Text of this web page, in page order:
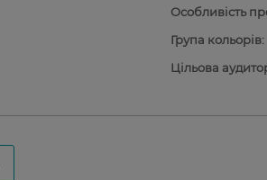
Особливість
Група кольорів:
Цільова